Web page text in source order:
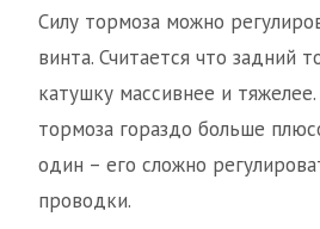
Силу тормоза можно
винта. Считается что задний
катушку массивнее и
тормоза гораздо больше
один – его сложно
проводки.